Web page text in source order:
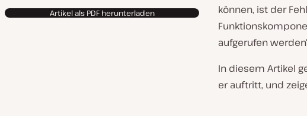
Artikel als PDF herunterladen
können, ist der
aufgerufen
In diesem Artikel
er auftritt, und